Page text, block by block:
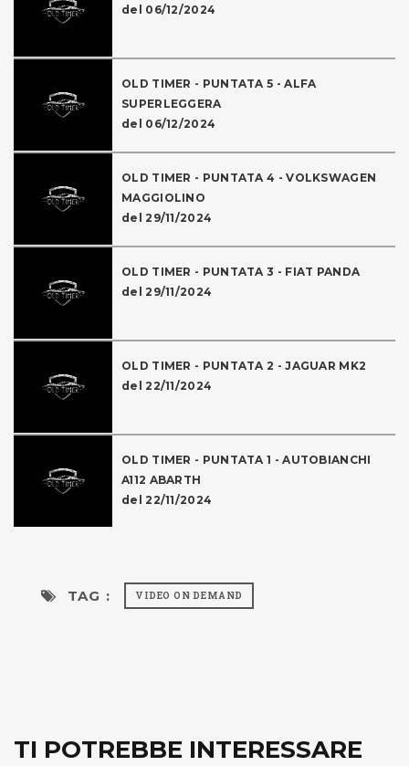
del 06/12/2024
OLD TIMER - PUNTATA 5 - ALFA
SUPERLEGGERA
del 06/12/2024
OLD TIMER - PUNTATA 4 - VOLKSWAGEN
MAGGIOLINO
del 29/11/2024
OLD TIMER - PUNTATA 3 - FIAT PANDA
del 29/11/2024
OLD TIMER - PUNTATA 2 - JAGUAR MK2
del 22/11/2024
OLD TIMER - PUNTATA 1 - AUTOBIANCHI
A112 ABARTH
del 22/11/2024
TAG : VIDEO ON DEMAND
TI POTREBBE INTERESSARE